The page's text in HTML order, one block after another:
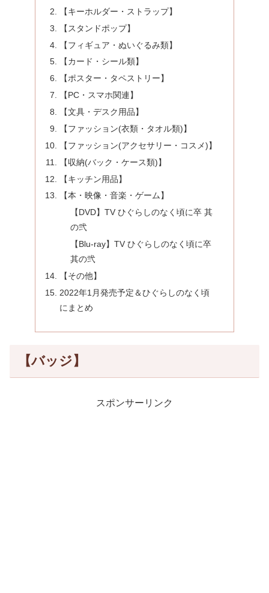
【キーホルダー・ストラップ】
【スタンドポップ】
【フィギュア・ぬいぐるみ類】
【カード・シール類】
【ポスター・タペストリー】
【PC・スマホ関連】
【文具・デスク用品】
【ファッション(衣類・タオル類)】
【ファッション(アクセサリー・コスメ)】
【収納(バック・ケース類)】
【キッチン用品】
【本・映像・音楽・ゲーム】
【DVD】TV ひぐらしのなく頃に卒 其
の弐
【Blu-ray】TV ひぐらしのなく頃に卒
其の弐
【その他】
2022年1月発売予定＆ひぐらしのなく頃
にまとめ
【バッジ】
スポンサーリンク